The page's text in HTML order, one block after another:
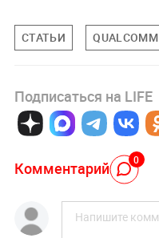
СТАТЬИ QUALCOMM
Подписаться на LIFE
Комментарий 0